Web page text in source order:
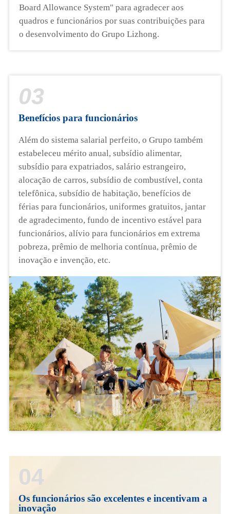
Board Allowance System" para agradecer aos
quadros e funcionários por suas contribuições para
o desenvolvimento do Grupo Lizhong.
03
Benefícios para funcionários
Além do sistema salarial perfeito, o Grupo também
estabeleceu mérito anual, subsídio alimentar,
subsídio para expatriados, salário estrangeiro,
alocação de carros, subsídio de combustível, conta
telefônica, subsídio de habitação, benefícios de
férias para funcionários, uniformes gratuitos, jantar
de agradecimento, fundo de incentivo estável para
funcionários, alívio para funcionários em extrema
pobreza, prêmio de melhoria contínua, prêmio de
inovação e invenção, etc.
04
Os funcionários são excelentes e incentivam a
inovação